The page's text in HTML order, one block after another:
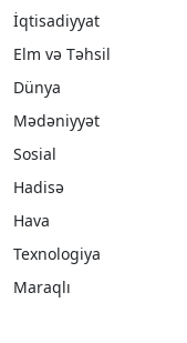
İqtisadiyyat
Elm və Təhsil
Dünya
Mədəniyyət
Sosial
Hadisə
Hava
Texnologiya
Maraqlı